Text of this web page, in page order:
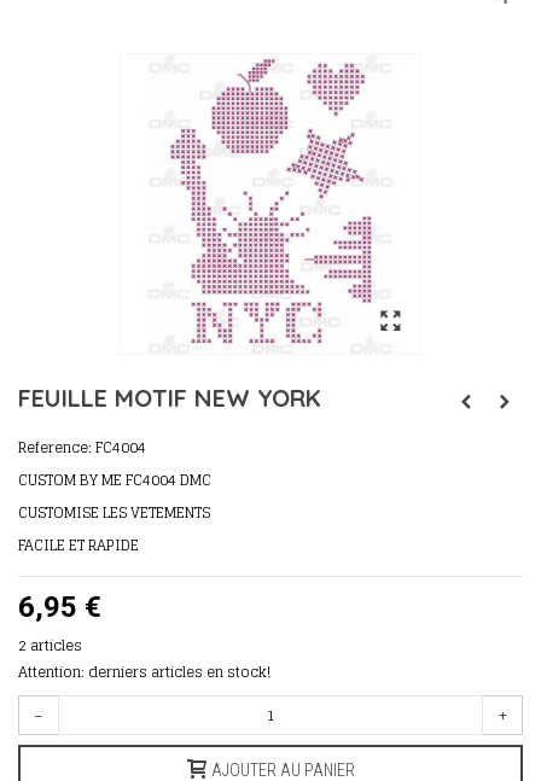
FEUILLE MOTIF NEW YORK
Reference:FC4004
CUSTOM BY ME FC4004 DMC
CUSTOMISE LES VETEMENTS
FACILE ET RAPIDE
6,95 €
2 articles
Attention: derniers articles en stock!
- +
AJOUTER AU PANIER